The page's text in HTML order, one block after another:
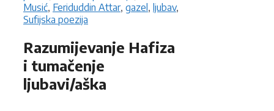
Musić, Feriduddin Attar, gazel , ljubav,
Sufijska poezija
Razumijevanje Hafiza
i tumačenje
ljubavi/aška